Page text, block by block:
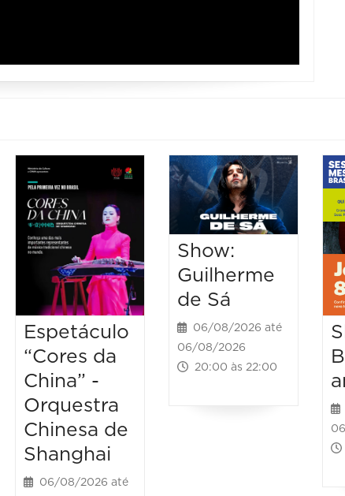
Espetáculo
“Cores da
China” -
Orquestra
Chinesa de
Shanghai
06/08/2026 até
Show:
Guilherme
de Sá
06/08/2026 até
06/08/2026
20:00 às 22:00